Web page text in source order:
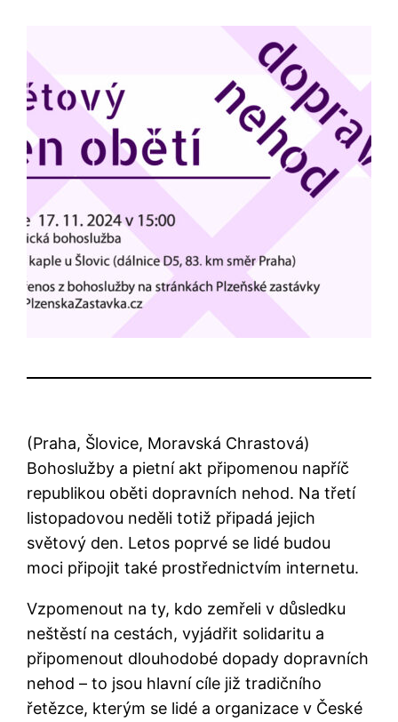
(Praha, Šlovice, Moravská Chrastová)
Bohoslužby a pietní akt připomenou napříč
republikou oběti dopravních nehod. Na třetí
listopadovou neděli totiž připadá jejich
světový den. Letos poprvé se lidé budou
moci připojit také prostřednictvím internetu.
Vzpomenout na ty, kdo zemřeli v důsledku
neštěstí na cestách, vyjádřit solidaritu a
připomenout dlouhodobé dopady dopravních
nehod – to jsou hlavní cíle již tradičního
řetězce, kterým se lidé a organizace v České